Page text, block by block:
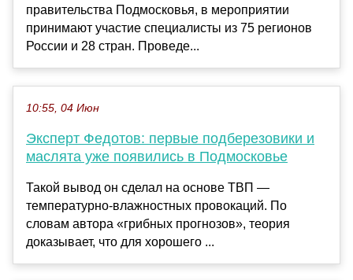
правительства Подмосковья, в мероприятии
принимают участие специалисты из 75 регионов
России и 28 стран. Проведе...
10:55, 04 Июн
Эксперт Федотов: первые подберезовики и
маслята уже появились в Подмосковье
Такой вывод он сделал на основе ТВП —
температурно-влажностных провокаций. По
словам автора «грибных прогнозов», теория
доказывает, что для хорошего ...